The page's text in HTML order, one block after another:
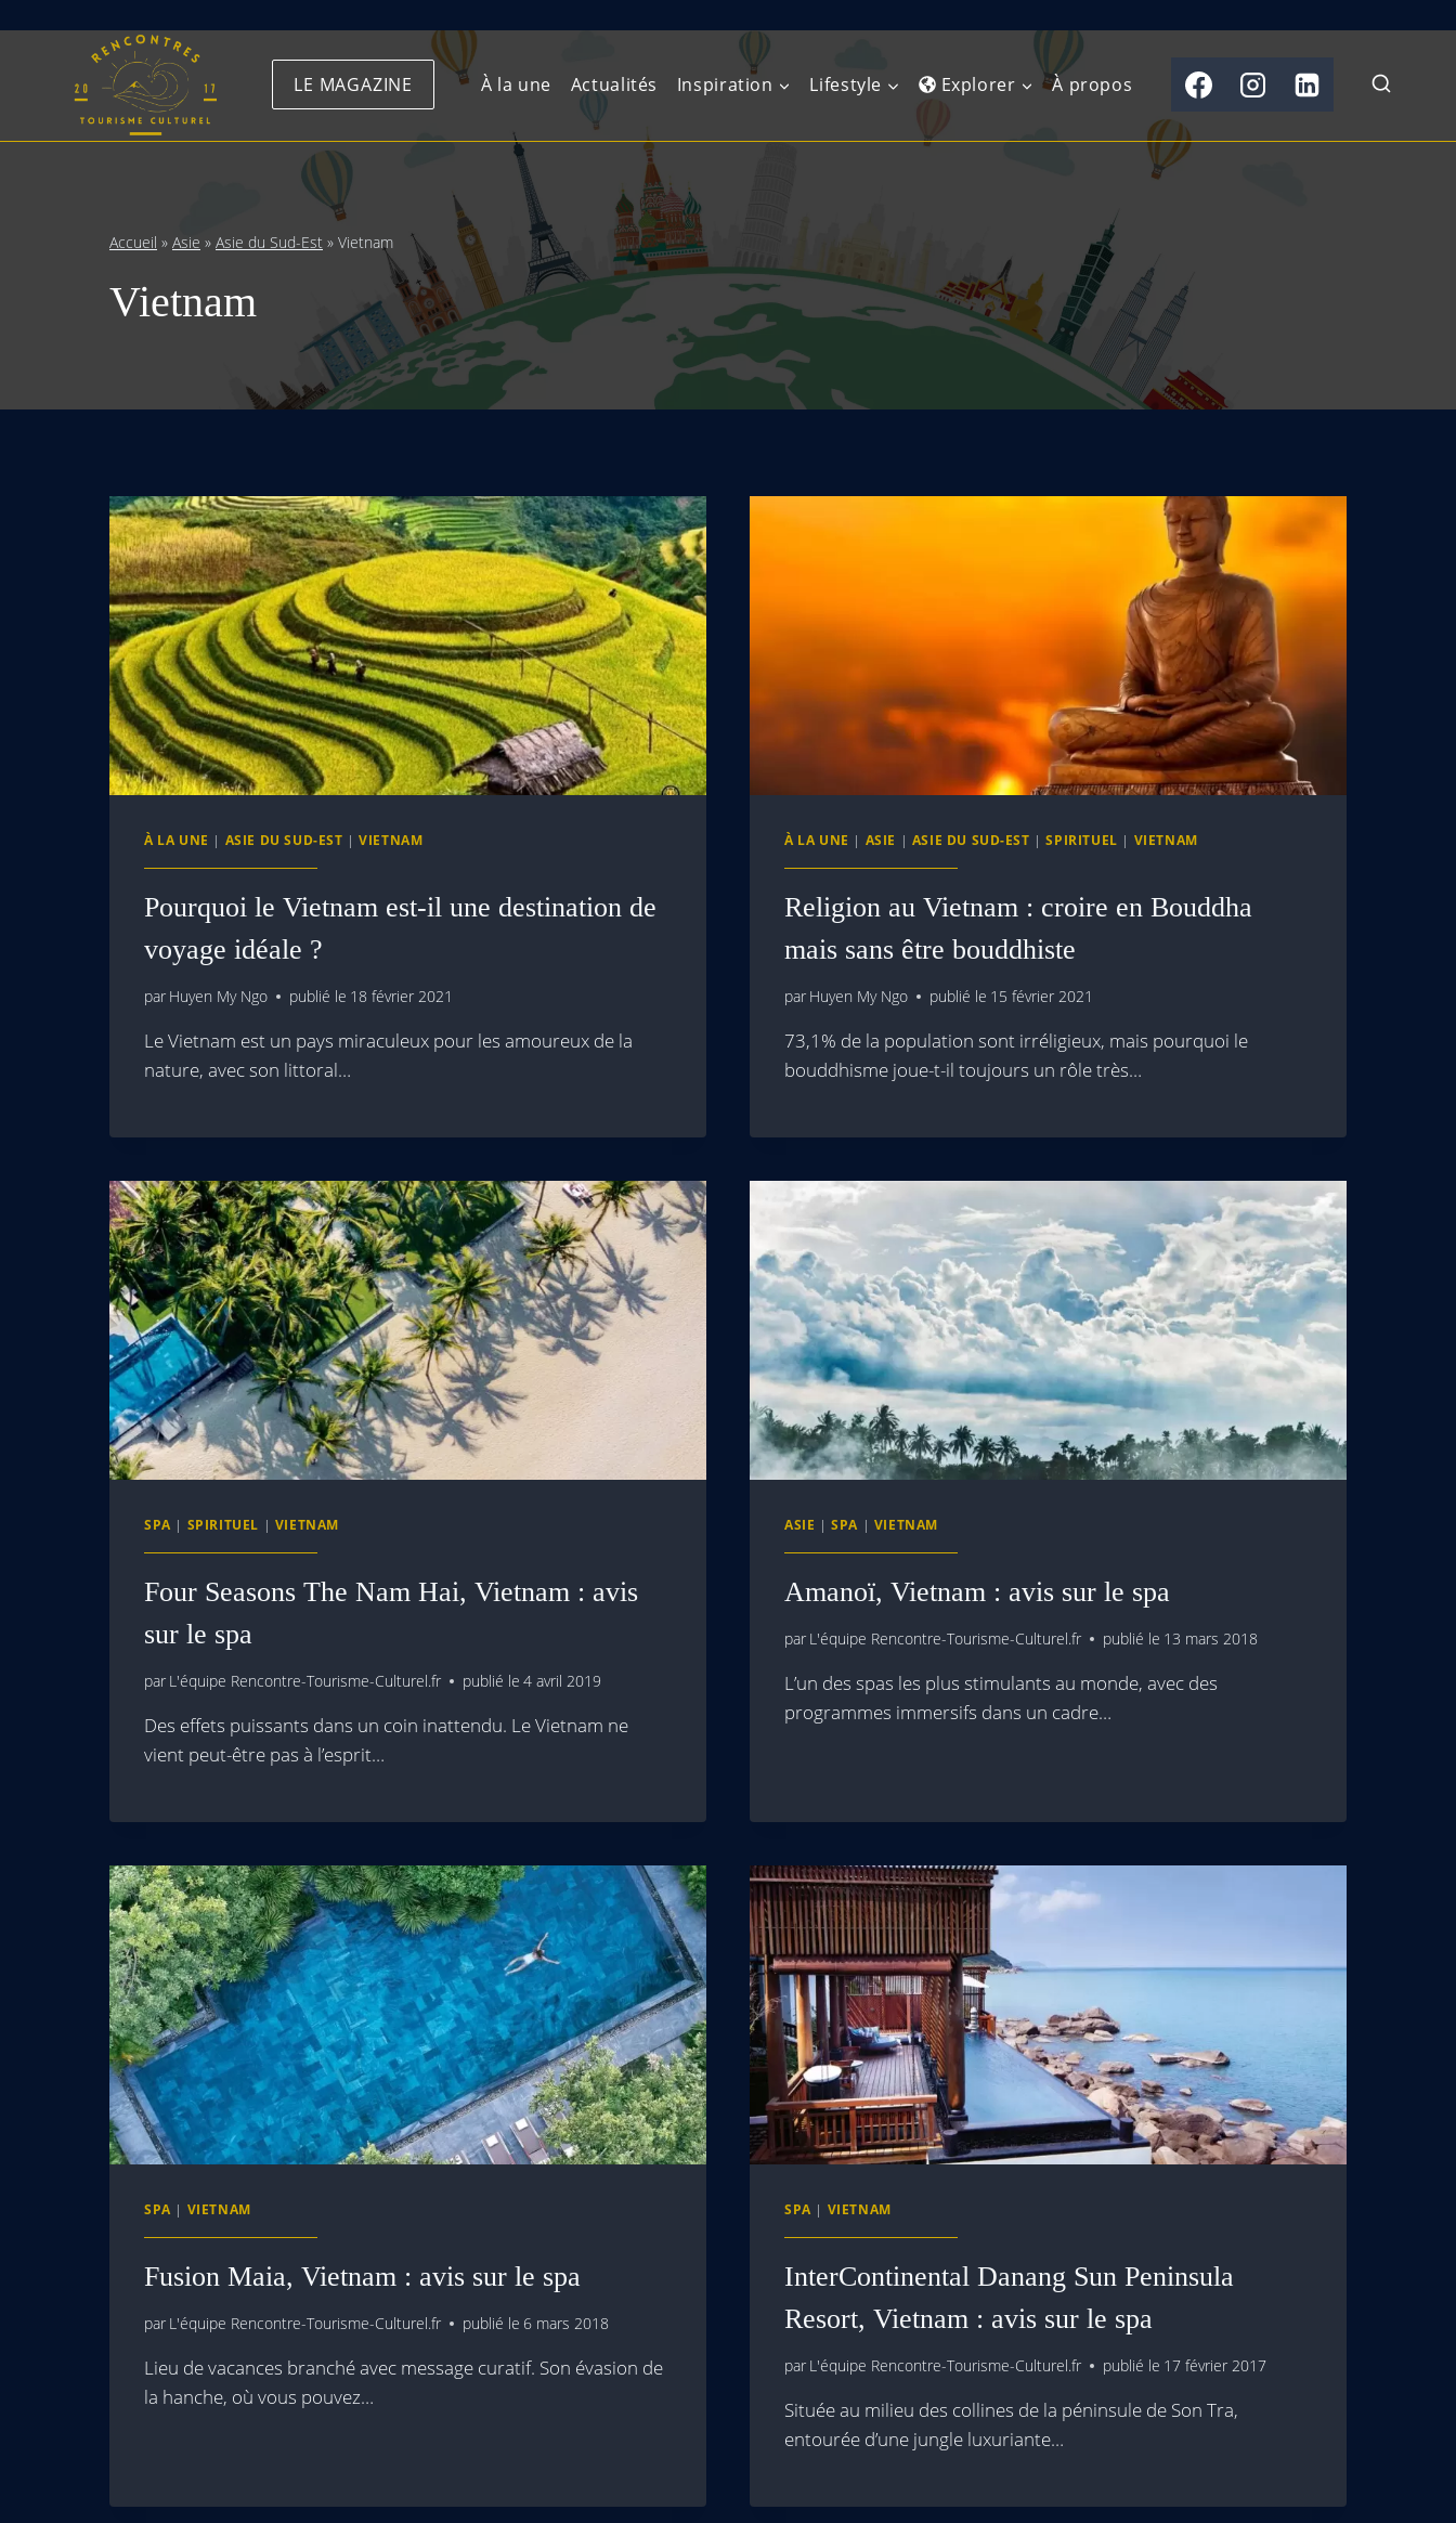
LE MAGAZINE À la une Actualités Inspiration Lifestyle Explorer
Europe de l’Ouest
Europe du Nord
Europe centrale Antilles et Caraïbes
Amérique du Sud
Afrique de l’Ouest
Afrique de l’Est
Asie centrale
Sous-continent
indien
Asie du Sud-Est
À propos
Accueil » Asie » Asie du Sud-Est » Vietnam
Vietnam
À LA UNE | ASIE DU SUD-EST |VIETNAM
Pourquoi le Vietnam est-il une destination de
voyage idéale ?
par Huyen My Ngo publié le 18 février 2021
Le Vietnam est un pays miraculeux pour les amoureux de la
nature, avec son littoral…
À LA UNE | ASIE | ASIE DU SUD-EST |SPIRITUEL | VIETNAM
Religion au Vietnam : croire en Bouddha
mais sans être bouddhiste
par Huyen My Ngo publié le 15 février 2021
73,1% de la population sont irréligieux, mais pourquoi le
bouddhisme joue-t-il toujours un rôle très…
SPA | SPIRITUEL | VIETNAM
Four Seasons The Nam Hai, Vietnam : avis
sur le spa
par L'équipe Rencontre-Tourisme-Culturel.fr publié le 4 avril 2019
Des effets puissants dans un coin inattendu. Le Vietnam ne
vient peut-être pas à l’esprit…
ASIE |SPA | VIETNAM
Amanoï, Vietnam : avis sur le spa
par L'équipe Rencontre-Tourisme-Culturel.fr publié le 13 mars 2018
L’un des spas les plus stimulants au monde, avec des
programmes immersifs dans un cadre…
SPA | VIETNAM
Fusion Maia, Vietnam : avis sur le spa
par L'équipe Rencontre-Tourisme-Culturel.fr publié le 6 mars 2018
Lieu de vacances branché avec message curatif. Son évasion de
la hanche, où vous pouvez…
SPA | VIETNAM
InterContinental Danang Sun Peninsula
Resort, Vietnam : avis sur le spa
par L'équipe Rencontre-Tourisme-Culturel.fr publié le 17 février 2017
Située au milieu des collines de la péninsule de Son Tra,
entourée d’une jungle luxuriante…